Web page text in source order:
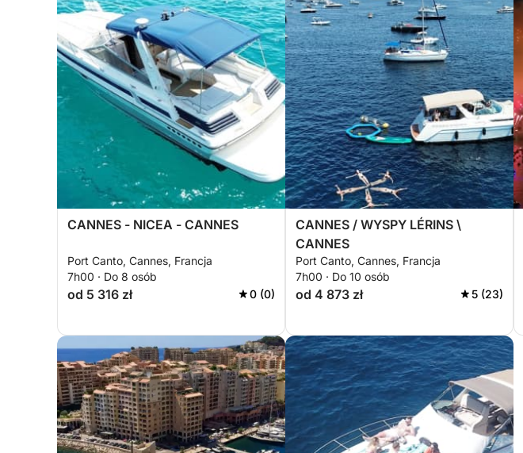
CANNES - NICEA - CANNES
Port Canto, Cannes, Francja
7h00 · Do 8 osób
od 5 316 zł 0 (0)
CANNES / WYSPY LÉRINS \
CANNES
Port Canto, Cannes, Francja
7h00 · Do 10 osób
od 4 873 zł 5 (23)